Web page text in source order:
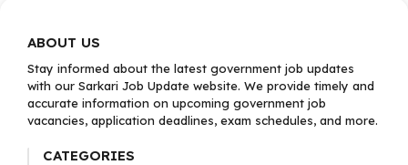
ABOUT US
Stay informed about the latest government job updates
with our Sarkari Job Update website. We provide timely and
accurate information on upcoming government job
vacancies, application deadlines, exam schedules, and more.
CATEGORIES